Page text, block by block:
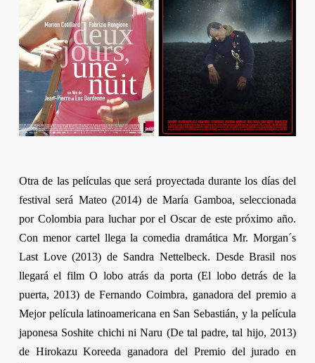
Otra de las películas que será proyectada durante los días del
festival será Mateo(2014) deMaría Gamboa, seleccionada
por Colombia para luchar por el Oscar de este próximo año.
Con menor cartel llega la comedia dramáticaMr. Morgan´s
Last Love(2013) de Sandra Nettelbeck. Desde Brasil nos
llegará el filmO lobo atrás da porta (El lobo detrás de la
puerta, 2013) deFernando Coimbra, ganadora del premio a
Mejor película latinoamericana en San Sebastián, y la película
japonesa Soshite chichi ni Naru (De tal padre, tal hijo, 2013)
de Hirokazu Koreeda ganadora del Premio del jurado en